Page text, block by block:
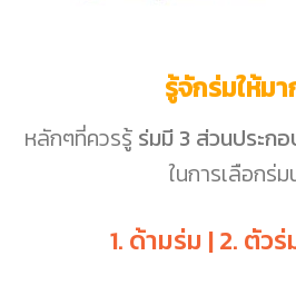
รู้จักร่มให้ม
หลักๆที่ควรรู้ ร่มมี 3 ส่วนประก
ในการเลือกร่ม
1. ด้ามร่ม | 2. ตัว